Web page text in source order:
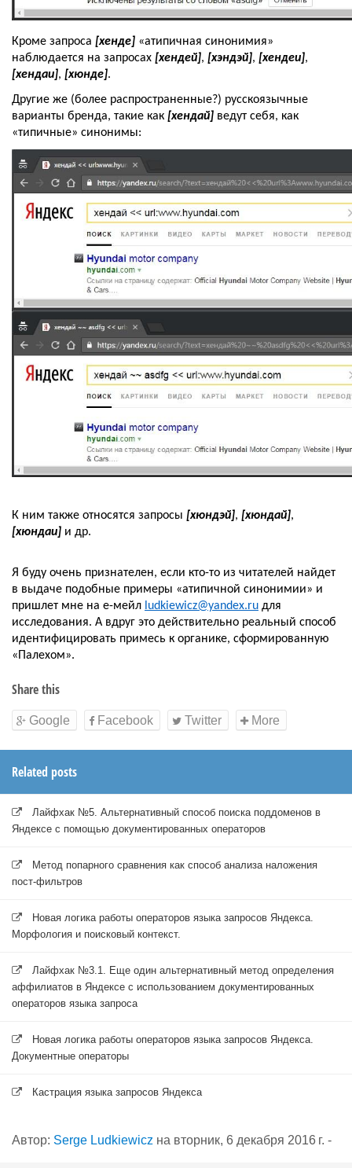
Кроме запроса [хенде] «атипичная синонимия»
наблюдается на запросах [хендей], [хэндэй], [хендеи],
[хендаи], [хюнде].
Другие же (более распространенные?) русскоязычные
варианты бренда, такие как [хендай] ведут себя, как
«типичные» синонимы:
К ним также относятся запросы [хюндэй], [хюндай]
[хюндаи] и др.
Я буду очень признателен, если кто-то из читателей найдет
в выдаче подобные примеры «атипичной синонимии» и
пришлет мне на е-мейл ludkiewicz@yandex.ru для
исследования. А вдруг это действительно реальный способ
идентифицировать примесь к органике, сформированную
«Палехом».
Share this
Google Facebook Twitter More
Related posts
Лайфхак №5. Альтернативный способ поиска поддоменов в
Яндексе с помощью документированных операторов
Метод попарного сравнения как способ анализа наложения
пост-фильтров
Новая логика работы операторов языка запросов Яндекса.
Морфология и поисковый контекст.
Лайфхак №3.1. Еще один альтернативный метод определения
аффилиатов в Яндексе с использованием документированных
операторов языка запроса
Новая логика работы операторов языка запросов Яндекса.
Документные операторы
Кастрация языка запросов Яндекса
Автор: Serge Ludkiewicz на вторник, 6 декабря 2016 г. -